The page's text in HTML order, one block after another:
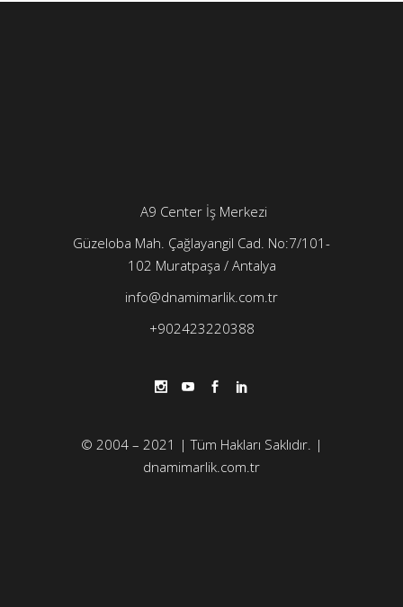
A9 Center İş Merkezi
Güzeloba Mah. Çağlayangil Cad. No:7/101-
102 Muratpaşa / Antalya
info@dnamimarlik.com.tr
+902423220388
© 2004 – 2021 | Tüm Hakları Saklıdır. |
dnamimarlik.com.tr